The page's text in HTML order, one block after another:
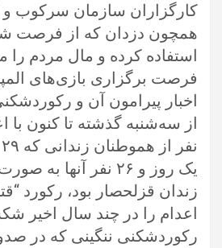
کارگزاران سازمان سرکوب و
همچون دزدان که از فرصت
استفاده کرده و مال مردم را
فرصت برگزاری بازی‌های
اخبار پیرامون آن و
یک روز و ۲۶ نفر آنها
زندان قزلحصار بود، رکورد
اعدام را در چند سال اخیر
رکوردشکنی ننگینی که در